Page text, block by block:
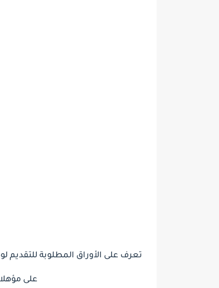
تعرف على الأوراق المطلوبة
على مؤهلات